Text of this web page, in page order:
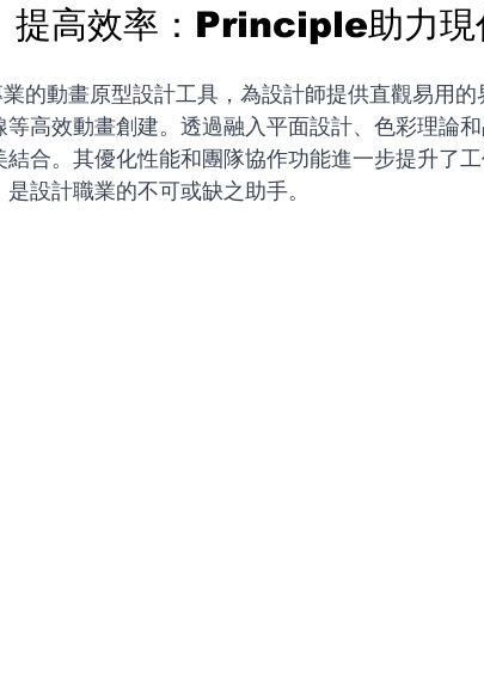
提高效率：Principle助力現
的動畫原型設計工具，為設計師提供直觀易用
等高效動畫創建。透過融入平面設計、色彩理論
合。其優化性能和團隊協作功能進一步提升了
是設計職業的不可或缺之助手。